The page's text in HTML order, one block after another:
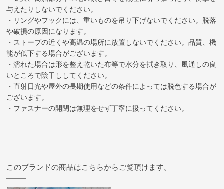
与えたりしないでください。
・リングやフックには、重いものを吊り下げないでください。脱落
や破損の原因になります。
・ストーブの近くや高温の場所に放置しないでください。品質、機
能が低下する場合がございます。
・濡れた場合は形を整え乾いた布等で水分を拭き取り、風通しの良
いところで陰干ししてください。
・直射日光や屋外の長期使用などの条件によっては脱色する場合が
ございます。
・ファスナーの開閉は無理をせず丁寧に扱ってください。
このブランドの商品はこちらからご覧頂けます。